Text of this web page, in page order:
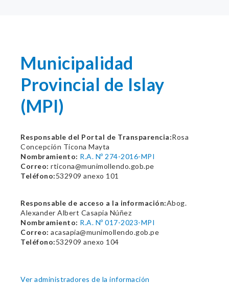
Municipalidad
Provincial de Islay
(MPI)
Responsable del Portal de Transparencia:Rosa
Concepción Ticona Mayta
Nombramiento: R.A. Nº 274-2016-MPI
Correo: rticona@munimollendo.gob.pe
Teléfono:532909 anexo 101
Responsable de acceso a la información:Abog.
Alexander Albert Casapia Núñez
Nombramiento: R.A. Nº 017-2023-MPI
Correo: acasapia@munimollendo.gob.pe
Teléfono:532909 anexo 104
Ver administradores de la información